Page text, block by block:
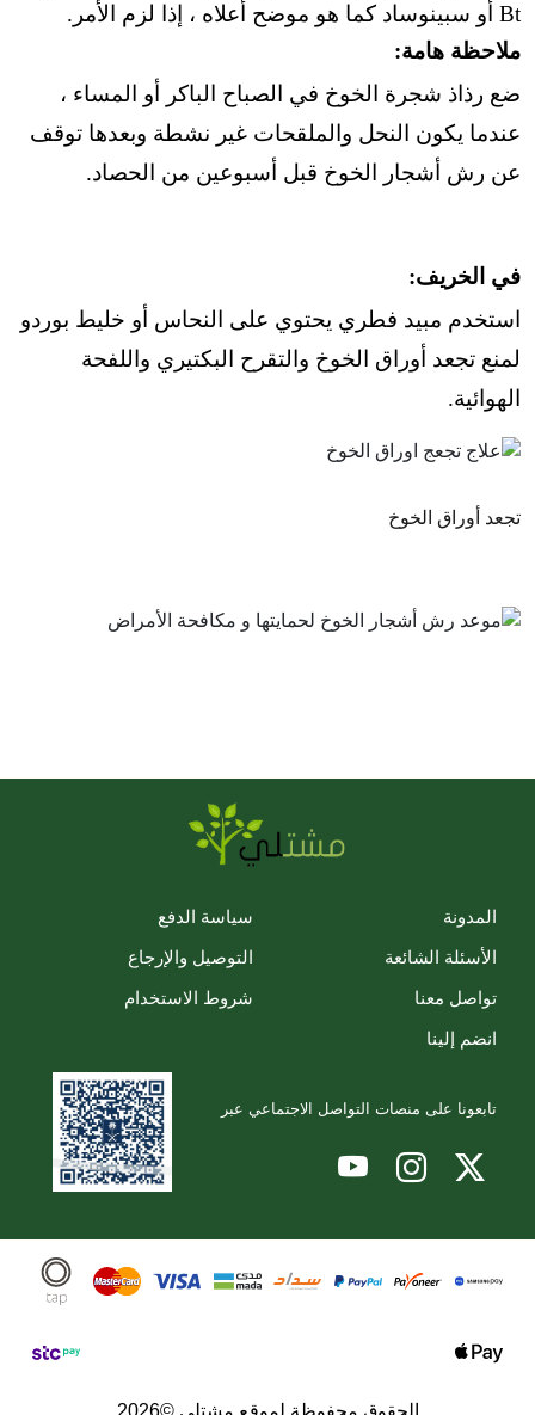
Bt أو سبينوساد كما هو موضح أعلاه ، إذا لزم الأمر.
ملاحظة هامة:
ضع رذاذ شجرة الخوخ في الصباح الباكر أو المساء ،
عندما يكون النحل والملقحات غير نشطة وبعدها توقف
عن رش أشجار الخوخ قبل أسبوعين من الحصاد.
في الخريف:
استخدم مبيد فطري يحتوي على النحاس أو خليط بوردو
لمنع تجعد أوراق الخوخ والتقرح البكتيري واللفحة
الهوائية.
تجعد أوراق الخوخ
المدونة
الأسئلة الشائعة
تواصل معنا
انضم إلينا
سياسة الدفع
التوصيل والإرجاع
شروط الاستخدام
تابعونا على منصات التواصل الاجتماعي عبر
الحقوق محفوظة لموقع مشتلي ©2026